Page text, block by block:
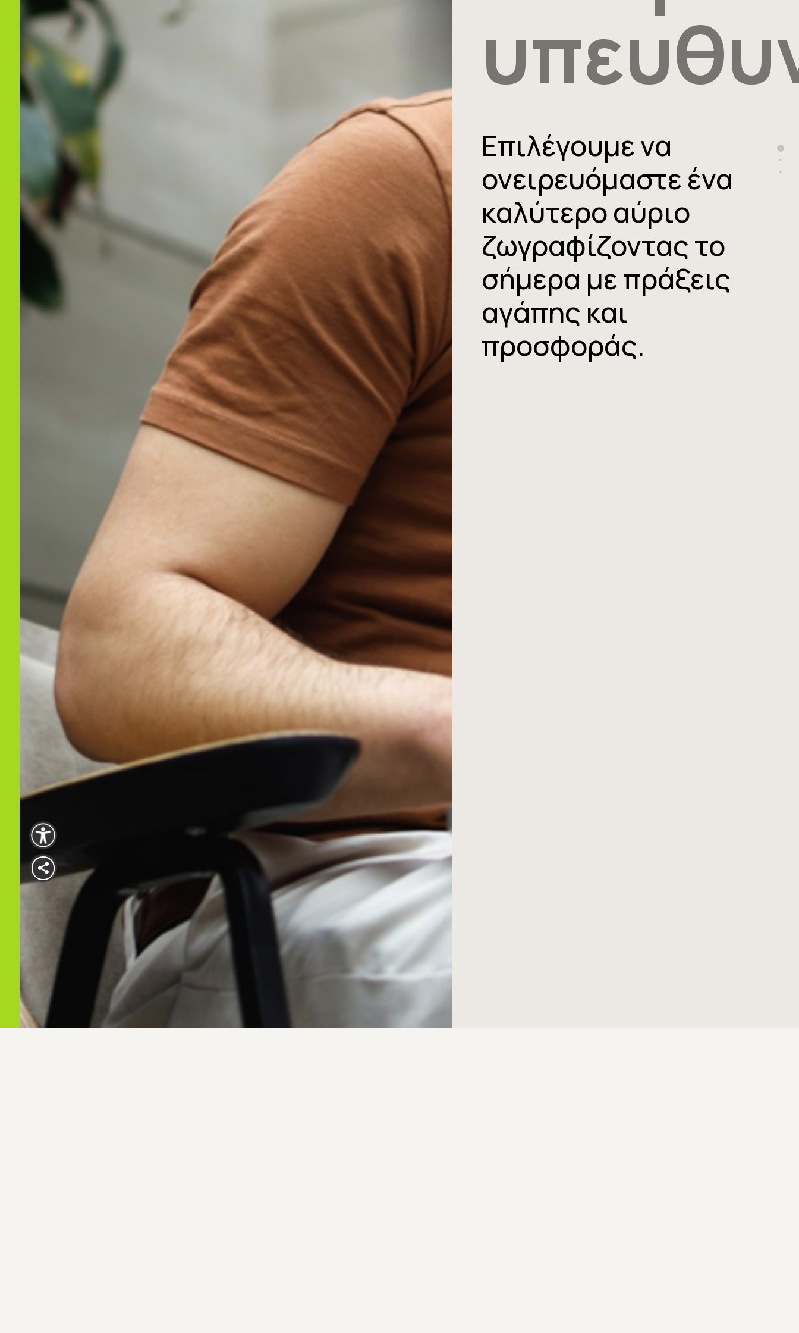
Επιλέγουμε να
ονειρευόμαστε ένα
καλύτερο αύριο
ζωγραφίζοντας το
σήμερα με πράξεις
αγάπης και
προσφοράς.